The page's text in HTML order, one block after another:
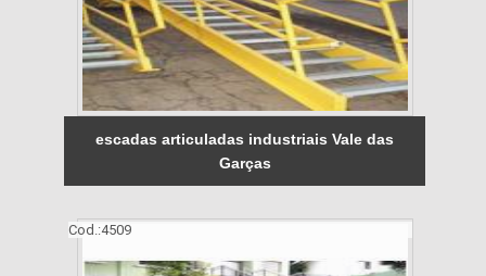
escadas articuladas industriais Vale das
Garças
Cod.:4509